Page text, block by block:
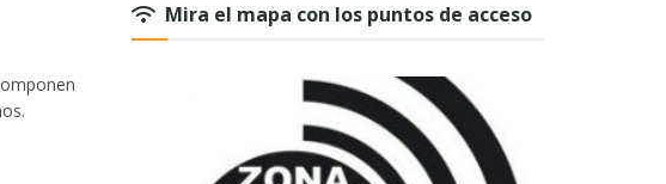
Mira el mapa con los puntos de acceso